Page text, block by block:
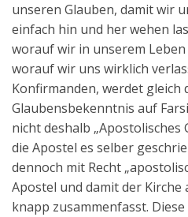
unseren Glauben, damit wir
einfach hin und her wehen
worauf wir in unserem
worauf wir uns wirklich
Konfirmanden, werdet gleich
Glaubensbekenntnis auf
nicht deshalb „Apostolisches
die Apostel es selber
dennoch mit Recht
Apostel und damit der
knapp zusammenfasst.